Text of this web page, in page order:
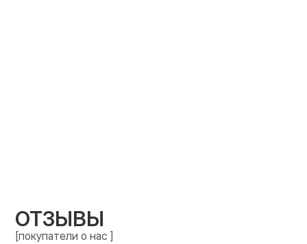
ОТЗЫВЫ
[покупатели о нас ]